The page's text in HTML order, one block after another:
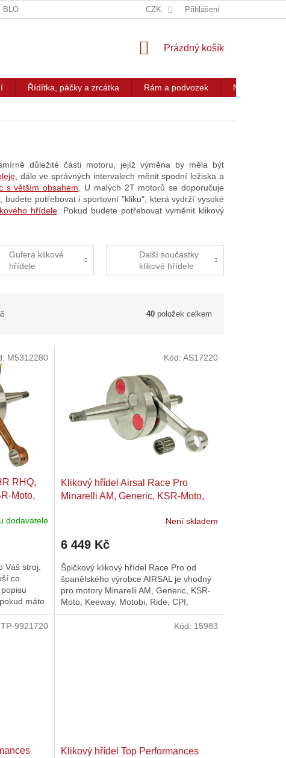
BLOG CZK Přihlášení
NÁKUPNÍ
Prázdný košík
Řídítka, páčky a zrcátka Rám a podvozek Nářadí a
důležité části motoru, jejíž výměna by měla být
, dále ve správných intervalech měnit spodní ložiska a
s větším obsahem . U malých 2T motorů se doporučuje
potřebovat i sportovní "kliku", která vydrží vysoké
hřídele. Pokud budete potřebovat vyměnit klikový
Gufera klikové
hřídele
Další součástky
klikové hřídele
40 položek celkem
RHQ,
Moto,
dodavatele
Váš stroj,
co
máte
M5312280
Klikový hřídel Airsal Race Pro
Minarelli AM, Generic, KSR-Moto,
Není skladem
6 449 Kč
Špičkový klikový hřídel Race Pro od
španělského výrobce AIRSAL je vhodný
pro motory Minarelli AM, Generic, KSR-
Moto, Keeway, Motobi, Ride, CPI,
1E40MA, 1E40MB. Závodní klikový...
Kód: AS17220
TP-9921720
Klikový hřídel Top Performances
Kód: 15983